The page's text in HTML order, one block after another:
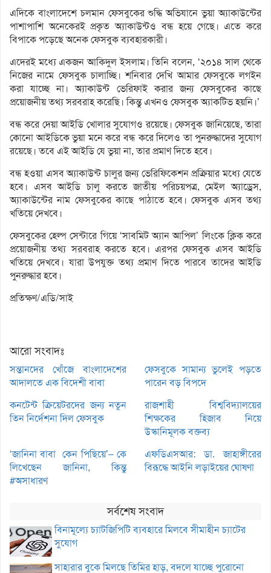
এদিকে বাংলাদেশে চলমান ফেসবুকের শুদ্ধি অভিযানে ভুয়া অ্যাকাউন্টের
পাশাপাশি অনেকেরই প্রকৃত অ্যাকাউন্টও বন্ধ হয়ে গেছে। এতে করে
বিপাকে পড়েছে অনেক ফেসবুক ব্যবহারকারী।
এদেরই মধ্যে একজন আকিদুল ইসলাম। তিনি বলেন, ‘২০১৪ সাল থেকে
নিজের নামে ফেসবুক চালাচ্ছি। শনিবার দেখি আমার ফেসবুকে লগইন
করা যাচ্ছে না। অ্যাকাউন্ট ভেরিফাই করার জন্য ফেসবুকের কাছে
প্রয়োজনীয় তথ্য সরবরাহ করেছি। কিন্তু এখনও ফেসবুক অ্যাকটিভ হয়নি।’
বন্ধ করে দেয়া আইডি খোলার সুযোগও রয়েছে। ফেসবুক জানিয়েছে, তারা
কোনো আইডিকে ভুয়া মনে করে বন্ধ করে দিলেও তা পুনরুদ্ধাদের সুযোগ
রয়েছে। তবে এই আইডি যে ভুয়া না, তার প্রমাণ দিতে হবে।
বন্ধ হওয়া এসব অ্যাকাউন্ট চালুর জন্য ভেরিফিকেশন প্রক্রিয়ার মধ্যে যেতে
হবে। এসব আইডি চালু করতে জাতীয় পরিচয়পত্র, মেইল অ্যাড্রেস,
অ্যাকাউন্টের নাম ফেসবুকের কাছে পাঠাতে হবে। ফেসবুক এসব তথ্য
খতিয়ে দেখবে।
ফেসবুকের হেল্প সেন্টারে গিয়ে ‘সাবমিট অ্যান আপিল’ লিংকে ক্লিক করে
প্রয়োজনীয় তথ্য সরবরাহ করতে হবে। এরপর ফেসবুক এসব আইডি
খতিয়ে দেখবে। যারা উপযুক্ত তথ্য প্রমাণ দিতে পারবে তাদের আইডি
পুনরুদ্ধার হবে।
প্রতিক্ষণ/এডি/সাই
আরো সংবাদঃ
সন্তানদের খোঁজে বাংলাদেশের
আদালতে এক বিদেশী বাবা
ফেসবুকে সামান্য ভুলেই পড়তে
পারেন বড় বিপদে
কনটেন্ট ক্রিয়েটরদের জন্য নতুন
তিন নির্দেশনা দিল ফেসবুক
রাজশাহী বিশ্ববিদ্যালয়ের
শিক্ষকের হিজাব নিয়ে
উস্কানিমূলক বক্তব্য
‘জানিনা বাবা কেন পিছিয়ে’– কে
লিখেছেন জানিনা, কিন্তু
#অসাধারণ
এফডিএসআর: ডা. জাহাঙ্গীরের
বিরূদ্ধে আইনি লড়াইয়ের ঘোষণা
সর্বশেষ সংবাদ
বিনামূল্যে চ্যাটজিপিটি ব্যবহারে মিলবে সীমাহীন চ্যাটের
সুযোগ
সাহারার বুকে মিলছে তিমির হাড়, বদলে যাচ্ছে পুরোনো